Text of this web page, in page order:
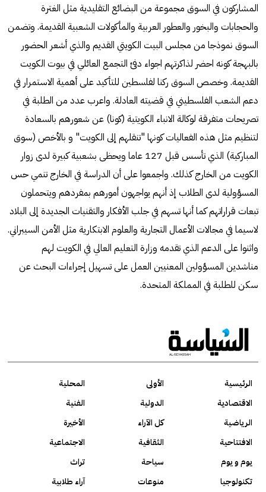
المشاركون في السوق مجموعة من البضائع التقليدية مثل الغترة
والحجابات والبخور والعطور العربية والمأكولات الشعبية القديمة. وتضمن
السوق نموذجا من مجلس البيت الكويتي القديم والذي أشعر الحضور
بالبهجة كونه احضر لذاكرتهم اجواء دفئ التجمع العائلي في بيوت الكويت
القديمة. وخصص السوق ركنا لفلسطين للتأكيد على أهمية الاستمرار في
دعم الشعب الفلسطيني في قضيته العادلة. واعرب عدد من الطلبة في
تصريحات متفرقة لوكالة الانباء الكويتية (كونا) عن شعورهم بالسعادة
لتنظيم مثل هذه الفعاليات كونها "تنقلهم إلى الكويت" و بالأخص (سوق
المباركية) الذي تأسس قبل 127 عاما ويحظى بشعبية كبيرة لدى زوار
الكويت من الخارج كذلك. واجمعوا على أن الدراسة في الخارج تنمي حس
المسؤولية لدى الطلاب إذ أنهم يواجهون أمورهم بمفردهم ويتحملون
تبعات قراراتهم كما أنها تسهم في جلب الأفكار والتقنيات الجديدة إلى البلاد
لاسيما في مجالات الأعمال التجارية والعلوم الابتكارية مثل الأمن السيبراني.
واثنوا على الدعم الذي تقدمه وزارة التعليم العالي في الكويت لهم
مناشدين المسؤولين المعنيين العمل على تسهيل إجراءات البحث عن
سكن للطلبة في المملكة المتحدة.
الرئيسية الأولى
المحلية
الاقتصادية
الدولية
الفنية
الرياضية
كل الآراء
الأخيرة
الافتتاحية
الثقافية
الاجتماعية
يوم و يوم
سياحة
تراث
تكنولوجيا
منوعات آراء طلابية